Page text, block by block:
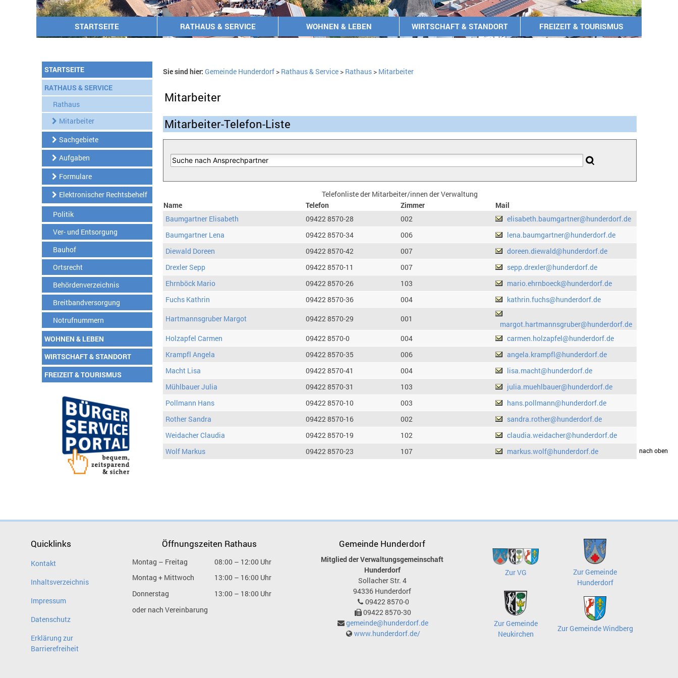
STARTSEITE RATHAUS & SERVICE WOHNEN & LEBEN WIRTSCHAFT & STANDORT FREIZEIT & TOURISMUS
STARTSEITE
RATHAUS & SERVICE
Rathaus
Mitarbeiter
Sachgebiete
Aufgaben
Formulare
Elektronischer Rechtsbehelf
Politik
Ver- und Entsorgung
Bauhof
Ortsrecht
Behördenverzeichnis
Breitbandversorgung
Notrufnummern
WOHNEN & LEBEN
WIRTSCHAFT & STANDORT
FREIZEIT & TOURISMUS
Sie sind hier: Gemeinde Hunderdorf> Rathaus & Service> Rathaus> Mitarbeiter
Mitarbeiter
Mitarbeiter-Telefon-Liste
Telefonliste der Mitarbeiter/innen der Verwaltung
Name
Telefon Zimmer
Mail
Baumgartner Elisabeth
09422 8570-28 002
elisabeth.baumgartner@hunderdorf.de
Baumgartner Lena
09422 8570-34 006
lena.baumgartner@hunderdorf.de
Diewald Doreen
09422 8570-42 007
doreen.diewald@hunderdorf.de
Drexler Sepp
09422 8570-11 007
sepp.drexler@hunderdorf.de
Ehrnböck Mario
09422 8570-26 103
mario.ehrnboeck@hunderdorf.de
Fuchs Kathrin
09422 8570-36 004
kathrin.fuchs@hunderdorf.de
Hartmannsgruber Margot
09422 8570-29 001
margot.hartmannsgruber@hunderdorf.de
Holzapfel Carmen
09422 8570-0 004
carmen.holzapfel@hunderdorf.de
Krampfl Angela
09422 8570-35 006
angela.krampfl@hunderdorf.de
Macht Lisa
09422 8570-41 004
lisa.macht@hunderdorf.de
Mühlbauer Julia
09422 8570-31 103
julia.muehlbauer@hunderdorf.de
Pollmann Hans
09422 8570-10 003
hans.pollmann@hunderdorf.de
Rother Sandra
09422 8570-16 002
sandra.rother@hunderdorf.de
Weidacher Claudia
09422 8570-19 102
claudia.weidacher@hunderdorf.de
Wolf Markus
09422 8570-23 107 markus.wolf@hunderdorf.dedrucken nach oben
Quicklinks
Kontakt
Inhaltsverzeichnis
Impressum
Datenschutz
Erklärung zur
Barrierefreiheit
Öffnungszeiten Rathaus
Montag – Freitag
08:00 – 12:00 Uhr
Montag + Mittwoch
13:00 – 16:00 Uhr
Donnerstag
13:00 – 18:00 Uhr
oder nach Vereinbarung
Gemeinde Hunderdorf
Mitglied der Verwaltungsgemeinschaft
Hunderdorf
Sollacher Str. 4
94336 Hunderdorf
09422 8570-0
09422 8570-30
gemeinde@hunderdorf.de
www.hunderdorf.de/
Zur VG
Zur Gemeinde
Hunderdorf
Zur Gemeinde
Neukirchen
Zur Gemeinde Windberg